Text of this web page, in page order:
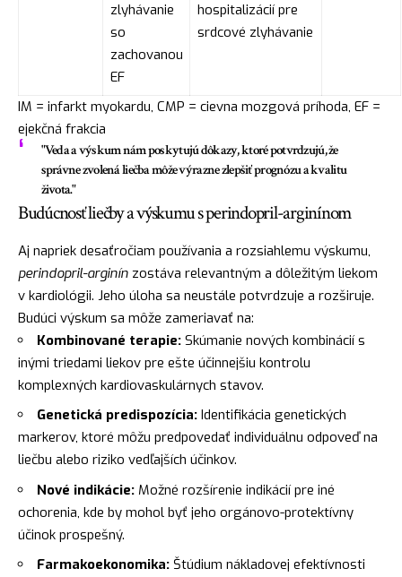
zlyhávanie
so
zachovanou
EF
hospitalizácií pre
srdcové zlyhávanie
IM = infarkt myokardu, CMP = cievna mozgová príhoda, EF =
ejekčná frakcia
"Veda a výskum nám poskytujú dôkazy, ktoré potvrdzujú, že
správne zvolená liečba môže výrazne zlepšiť prognózu a kvalitu
života."
Budúcnosť liečby a výskumu s perindopril-arginínom
Aj napriek desaťročiam používania a rozsiahlemu výskumu,
perindopril-arginín zostáva relevantným a dôležitým liekom
v kardiológii. Jeho úloha sa neustále potvrdzuje a rozširuje.
Budúci výskum sa môže zameriavať na:
Kombinované terapie: Skúmanie nových kombinácií s
inými triedami liekov pre ešte účinnejšiu kontrolu
komplexných kardiovaskulárnych stavov.
Genetická predispozícia: Identifikácia genetických
markerov, ktoré môžu predpovedať individuálnu odpoveď na
liečbu alebo riziko vedľajších účinkov.
Nové indikácie: Možné rozšírenie indikácií pre iné
ochorenia, kde by mohol byť jeho orgánovo-protektívny
účinok prospešný.
Farmakoekonomika: Štúdium nákladovej efektívnosti